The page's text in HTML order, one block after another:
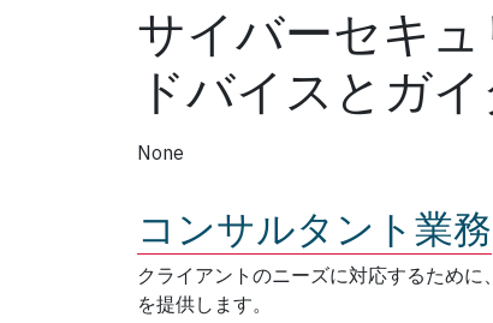
サイバーセキ
ドバイスとガ
None
コンサルタント業務
クライアントのニーズに対応するため
を提供します。